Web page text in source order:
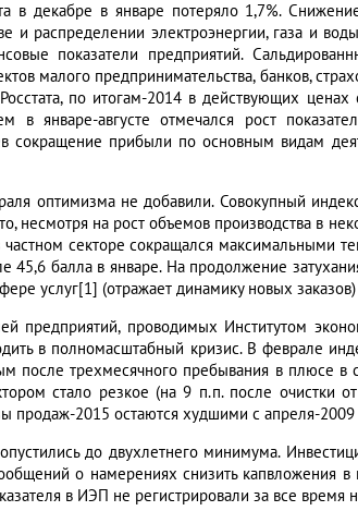
в декабре в январе потеряло 1,7%.
и распределении электроэнергии, газа и
показатели предприятий.
малого предпринимательства, банков,
по итогам-2014 в действующих
в январе-августе отмечался рост
сокращение прибыли по основным видам
оптимизма не добавили. Совокупный
несмотря на рост объемов производства в
секторе сокращался максимальными
45,6 балла в январе. На продолжение
услуг[1] (отражает динамику новых
предприятий, проводимых Институтом
в полномасштабный кризис. В феврале
после трехмесячного пребывания в плюсе
стало резкое (на 9 п.п. после очистки
продаж-2015 остаются худшими с апреля-2009
до двухлетнего минимума.
о намерениях снизить капвложения
в ИЭП не регистрировали за все время